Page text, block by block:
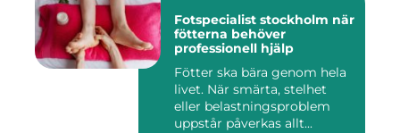
Fotspecialist stockholm när
fötterna behöver
professionell hjälp
Fötter ska bära genom hela
livet. När smärta, stelhet
eller belastningsproblem
uppstår påverkas allt...